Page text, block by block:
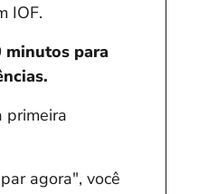
IOF.
minutos para
primeira
agora", você